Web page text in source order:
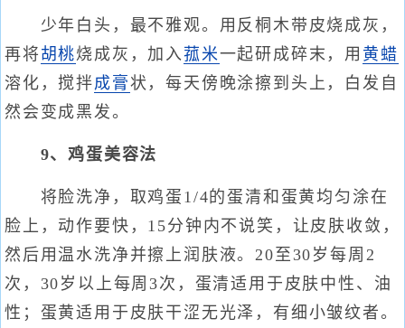
少年白头，最不雅观。用反桐木带皮烧成灰，
再将 胡桃烧成灰，加入菰米一起研成碎末，用 黄蜡
溶化，搅拌成膏状，每天傍晚涂擦到头上，白发自
然会变成黑发。
9、鸡蛋美容法
将脸洗净，取鸡蛋1/4的蛋清和蛋黄均匀涂在
脸上，动作要快，15分钟内不说笑，让皮肤收敛，
然后用温水洗净并擦上润肤液。20至30岁每周2
次，30岁以上每周3次，蛋清适用于皮肤中性、油
性；蛋黄适用于皮肤干涩无光泽，有细小皱纹者。